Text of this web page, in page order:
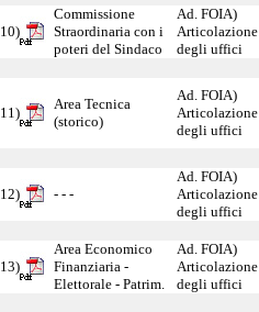
10)
Commissione
Straordinaria con i
poteri del Sindaco
Ad. FOIA)
Articolazione
degli uffici
11)
Area Tecnica
(storico)
Ad. FOIA)
Articolazione
degli uffici
12) - - -
Ad. FOIA)
Articolazione
degli uffici
13)
Area Economico
Finanziaria -
Elettorale - Patrim.
Ad. FOIA)
Articolazione
degli uffici